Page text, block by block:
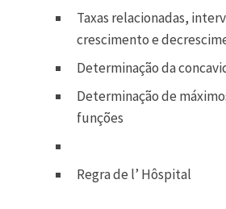
Taxas relacionadas,
crescimento e
Determinação da
Determinação de
funções
Regra de l’ Hôspital